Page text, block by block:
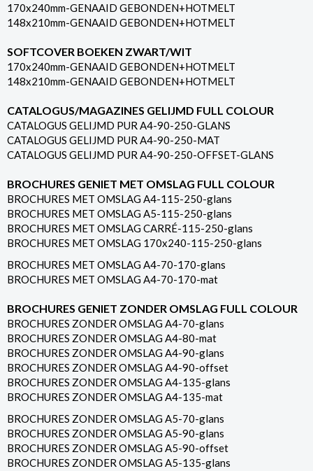
170x240mm-GENAAID GEBONDEN+HOTMELT
148x210mm-GENAAID GEBONDEN+HOTMELT
SOFTCOVER BOEKEN ZWART/WIT
170x240mm-GENAAID GEBONDEN+HOTMELT
148x210mm-GENAAID GEBONDEN+HOTMELT
CATALOGUS/MAGAZINES GELIJMD FULL COLOUR
CATALOGUS GELIJMD PUR A4-90-250-GLANS
CATALOGUS GELIJMD PUR A4-90-250-MAT
CATALOGUS GELIJMD PUR A4-90-250-OFFSET-GLANS
BROCHURES GENIET MET OMSLAG FULL COLOUR
BROCHURES MET OMSLAG A4-115-250-glans
BROCHURES MET OMSLAG A5-115-250-glans
BROCHURES MET OMSLAG CARRÉ-115-250-glans
BROCHURES MET OMSLAG 170x240-115-250-glans
BROCHURES MET OMSLAG A4-70-170-glans
BROCHURES MET OMSLAG A4-70-170-mat
BROCHURES GENIET ZONDER OMSLAG FULL COLOUR
BROCHURES ZONDER OMSLAG A4-70-glans
BROCHURES ZONDER OMSLAG A4-80-mat
BROCHURES ZONDER OMSLAG A4-90-glans
BROCHURES ZONDER OMSLAG A4-90-offset
BROCHURES ZONDER OMSLAG A4-135-glans
BROCHURES ZONDER OMSLAG A4-135-mat
BROCHURES ZONDER OMSLAG A5-70-glans
BROCHURES ZONDER OMSLAG A5-90-glans
BROCHURES ZONDER OMSLAG A5-90-offset
BROCHURES ZONDER OMSLAG A5-135-glans